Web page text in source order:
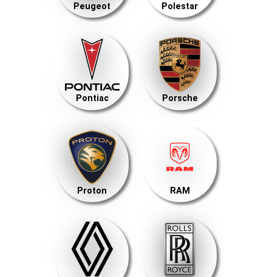
Peugeot Polestar
Pontiac Porsche
Proton RAM